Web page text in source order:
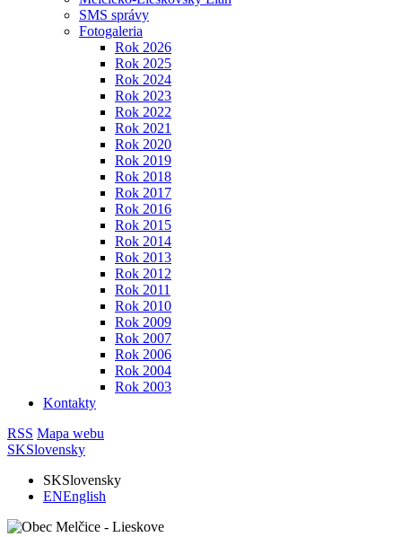
SMS správy
Fotogaleria
Rok 2026
Rok 2025
Rok 2024
Rok 2023
Rok 2022
Rok 2021
Rok 2020
Rok 2019
Rok 2018
Rok 2017
Rok 2016
Rok 2015
Rok 2014
Rok 2013
Rok 2012
Rok 2011
Rok 2010
Rok 2009
Rok 2007
Rok 2006
Rok 2004
Rok 2003
Kontakty
RSS Mapa webu
SKSlovensky
SKSlovensky
ENEnglish